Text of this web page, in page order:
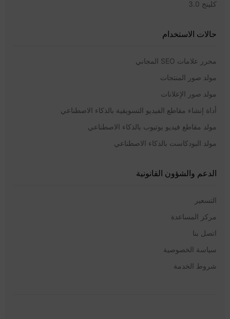
كلينج 3.0
حالات الاستخدام
محرر علامات SEO المجاني
مولد صور المنتجات
مولد صور الإعلانات
أداة إنشاء مقاطع الفيديو التسويقية بالذكاء الاصطناعي
مولد مقاطع فيديو يوتيوب بالذكاء الاصطناعي
مولد البودكاست بالذكاء الاصطناعي
الدعم والشؤون القانونية
التسعير
مركز المساعدة
اتصل بنا
سياسة الخصوصية
شروط الخدمة